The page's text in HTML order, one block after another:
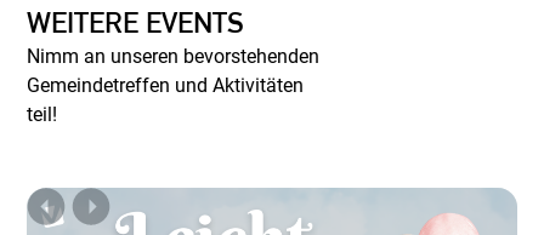
WEITERE EVENTS
Nimm an unseren bevorstehenden
Gemeindetreffen und Aktivitäten
teil!